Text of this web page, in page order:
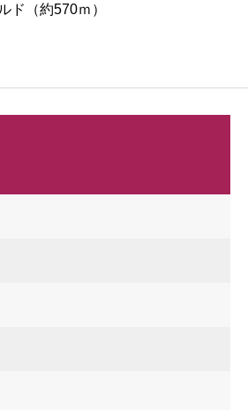
ド（約570ｍ）